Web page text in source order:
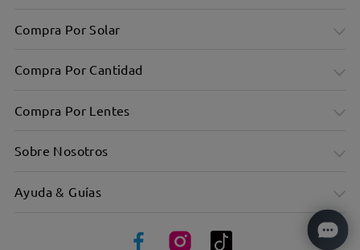
Compra Por Solar
Compra Por Cantidad
Compra Por Lentes
Sobre Nosotros
Ayuda & Guías